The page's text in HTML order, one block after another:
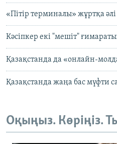
«Пітір терминалы» жұртқа
Кәсіпкер екі "мешіт"
Қазақстанда да «онлайн-
Қазақстанда жаңа бас мүфти
Оқыңыз. Көріңіз.